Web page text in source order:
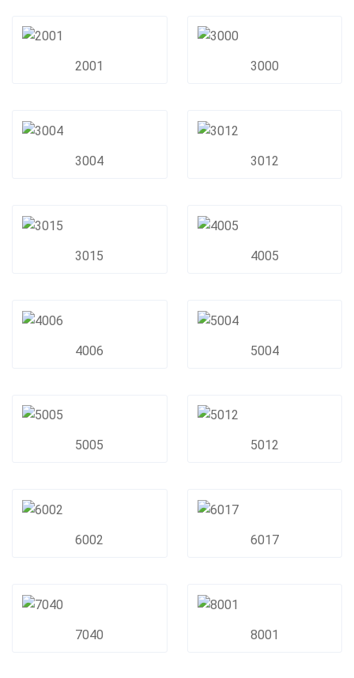
2001 3000
3004 3012
3015 4005
4006 5004
5005 5012
6002 6017
7040 8001